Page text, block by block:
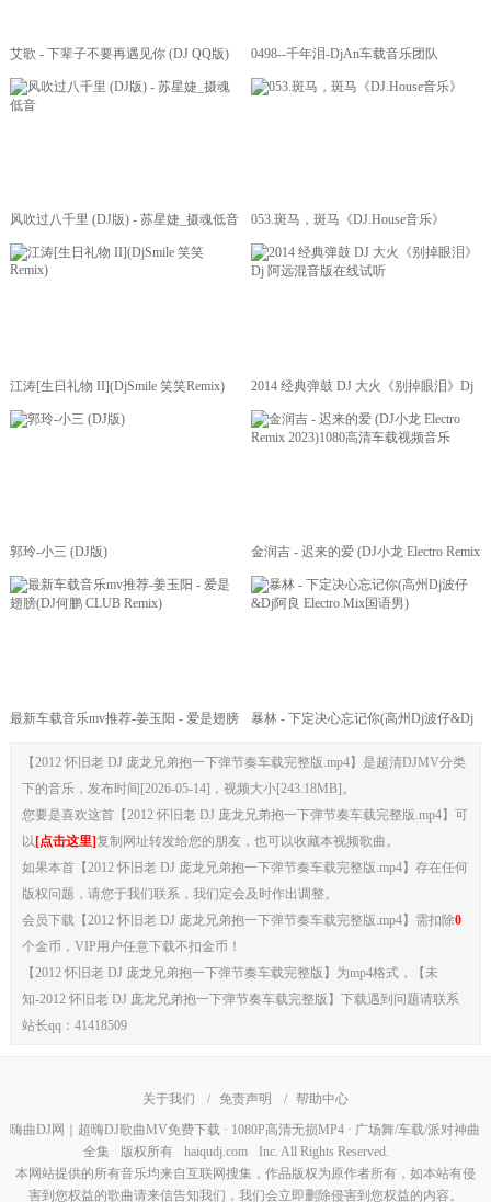
艾歌 - 下辈子不要再遇见你 (DJ QQ版)
车载djmv视频
0498--千年泪-DjAn车载音乐团队
风吹过八千里 (DJ版) - 苏星婕_摄魂低音 053.斑马，斑马《DJ.House音乐》
江涛[生日礼物 II](DjSmile 笑笑Remix)
2014 经典弹鼓 DJ 大火《别掉眼泪》Dj
阿远混音版在线试听
郭玲-小三 (DJ版)
金润吉 - 迟来的爱 (DJ小龙 Electro Remix
2023)1080高清车载视频音乐
最新车载音乐mv推荐-姜玉阳 - 爱是翅膀
暴林 - 下定决心忘记你(高州Dj波仔&Dj
【2012 怀旧老 DJ 庞龙兄弟抱一下弹节奏车载完整版.mp4】是超清DJMV分类
下的音乐，发布时间[2026-05-14]，视频大小[243.18MB]。
您要是喜欢这首【2012 怀旧老 DJ 庞龙兄弟抱一下弹节奏车载完整版.mp4】可
以 [点击这里]复制网址转发给您的朋友，也可以收藏本视频歌曲。
如果本首【2012 怀旧老 DJ 庞龙兄弟抱一下弹节奏车载完整版.mp4】存在任何
版权问题，请您于我们联系，我们定会及时作出调整。
会员下载【2012 怀旧老 DJ 庞龙兄弟抱一下弹节奏车载完整版.mp4】需扣除0
个金币，VIP用户任意下载不扣金币！
【2012 怀旧老 DJ 庞龙兄弟抱一下弹节奏车载完整版】为mp4格式，【未
知-2012 怀旧老 DJ 庞龙兄弟抱一下弹节奏车载完整版】下载遇到问题请联系
站长qq：41418509
关于我们 / 免责声明 / 帮助中心
嗨曲DJ网｜超嗨DJ歌曲MV免费下载 · 1080P高清无损MP4 · 广场舞/车载/派对神曲
全集
版权所有 haiqudj.com
Inc. All Rights Reserved.
本网站提供的所有音乐均来自互联网搜集，作品版权为原作者所有，如本站有侵
害到您权益的歌曲请来信告知我们，我们会立即删除侵害到您权益的内容。